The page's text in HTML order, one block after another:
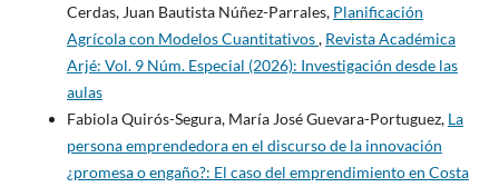
Cerdas, Juan Bautista Núñez-Parrales, Planificación
Agrícola con Modelos Cuantitativos, Revista Académica
Arjé: Vol. 9 Núm. Especial (2026): Investigación desde las
aulas
Fabiola Quirós-Segura, María José Guevara-Portuguez, La
persona emprendedora en el discurso de la innovación
¿promesa o engaño?: El caso del emprendimiento en Costa